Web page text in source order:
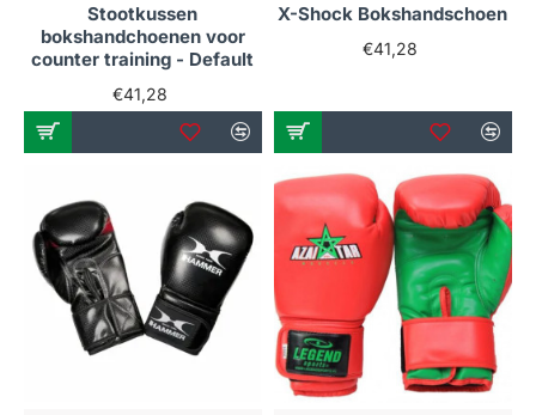
Stootkussen
bokshandchoenen voor
counter training - Default
€41,28
X-Shock Bokshandschoen
€41,28